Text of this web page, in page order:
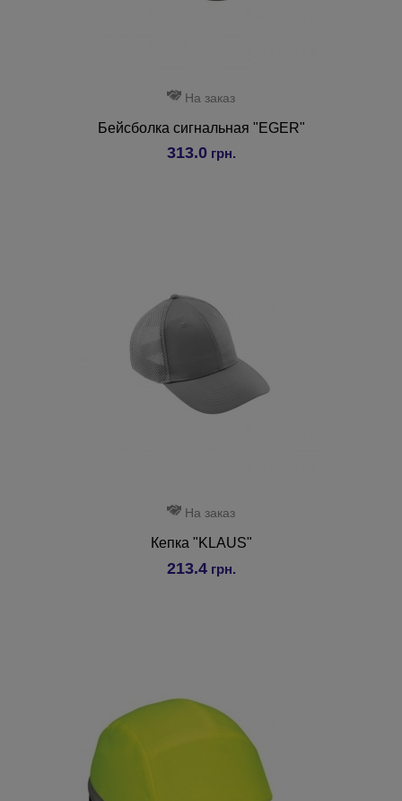
На заказ
Бейсболка сигнальная "EGER"
313.0грн.
На заказ
Кепка "KLAUS"
213.4грн.